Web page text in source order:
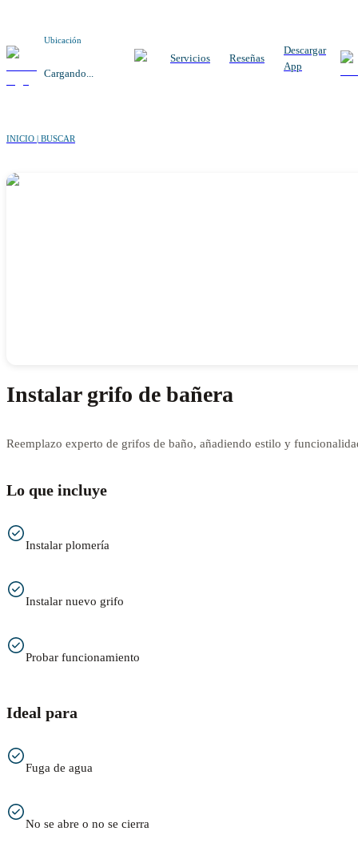
Ubicación
Cargando...
Servicios Reseñas
Descargar
App
INICIO | BUSCAR
Instalar grifo de bañera
Reemplazo experto de grifos de baño, añadiendo estilo y
Lo que incluye
Instalar plomería
Instalar nuevo grifo
Probar funcionamiento
Ideal para
Fuga de agua
No se abre o no se cierra